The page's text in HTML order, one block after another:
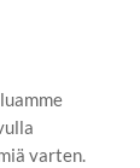
varten.